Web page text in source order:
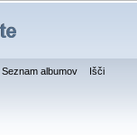
Seznam albumov Išči